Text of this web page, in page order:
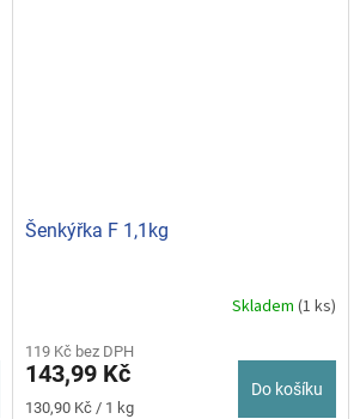
Šenkýřka F 1,1kg
Skladem (1 ks)
119 Kč bez DPH
143,99 Kč
Měrná
130,90 Kč / 1 kg
Do košíku